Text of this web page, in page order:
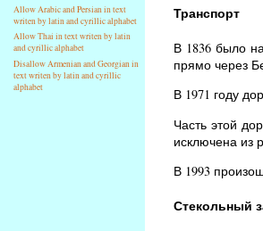
Allow Arabic and Persian in text
writen by latin and cyrillic alphabet
Allow Thai in text writen by latin
and cyrillic alphabet
Disallow Armenian and Georgian in
text writen by latin and cyrillic
alphabet
Транспорт
В 1836 было
прямо через
В 1971 году
Часть этой
исключена из
В 1993
Стекольный